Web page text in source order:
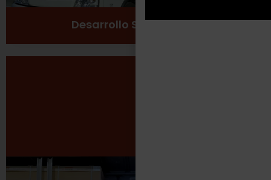
Desarrollo Sustentable
Seguridad Laboral